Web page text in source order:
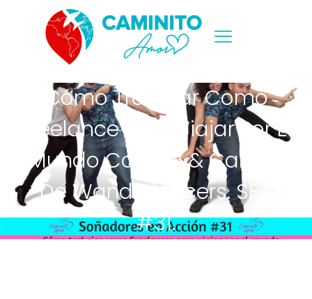
Cómo Trabajar Como
Freelance Para Viajar Por El
Mundo Con Sol & Camilo
De Wanderlancers. SEA
#31.